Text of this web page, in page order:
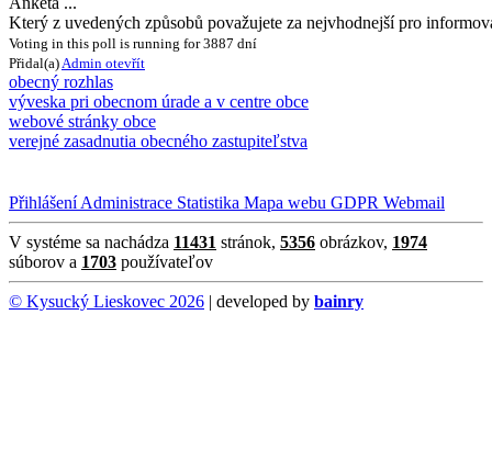
Který z uvedených způsobů považujete za nejvhodnejší pro
Voting in this poll is running for 3887 dní
Přidal(a)Admin otevřít
obecný rozhlas
výveska pri obecnom úrade a v centre obce
webové stránky obce
verejné zasadnutia obecného zastupiteľstva
PřihlášeníAdministrace Statistika Mapa webu GDPR Webmail
V systéme sa nachádza 11431 stránok, 5356 obrázkov, 1974
súborov a 1703 používateľov
© Kysucký Lieskovec 2026 | developed by bainry